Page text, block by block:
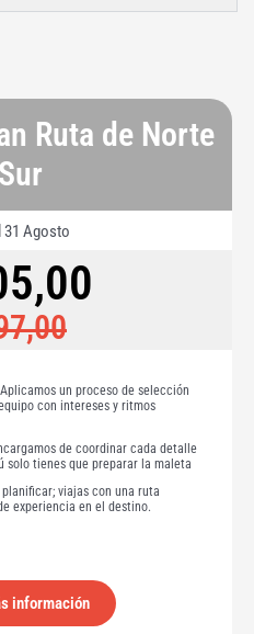
Ruta de Norte
31 Agosto
un proceso de selección
con intereses y ritmos
de coordinar cada detalle
solo tienes que preparar la maleta
viajas con una ruta
experiencia en el destino.
información